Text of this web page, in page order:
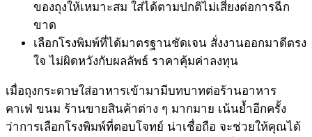
ของถุงให้เหมาะสม ใส่ได้ตามปกติไม่เสี่ยงต่อการฉีก
ขาด
เลือกโรงพิมพ์ที่ได้มาตรฐานชัดเจน สั่งงานออกมาดีตรง
ใจ ไม่ผิดหวังกับผลลัพธ์ ราคาคุ้มค่าลงทุน
เมื่อถุงกระดาษใส่อาหารเข้ามามีบทบาทต่อร้านอาหาร
คาเฟ่ ขนม ร้านขายสินค้าต่าง ๆ มากมาย เน้นย้ำอีกครั้ง
ว่าการเลือกโรงพิมพ์ที่ตอบโจทย์ น่าเชื่อถือ จะช่วยให้คุณได้